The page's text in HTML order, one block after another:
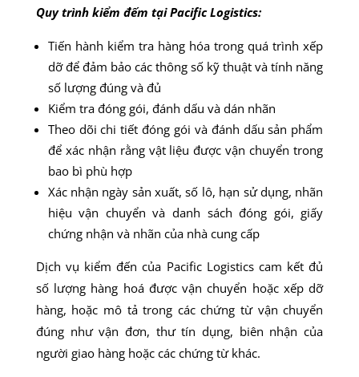
Quy trình kiểm đếm tại Pacific Logistics:
Tiến hành kiểm tra hàng hóa trong quá trình xếp
dỡ để đảm bảo các thông số kỹ thuật và tính năng
số lượng đúng và đủ
Kiểm tra đóng gói, đánh dấu và dán nhãn
Theo dõi chi tiết đóng gói và đánh dấu sản phẩm
để xác nhận rằng vật liệu được vận chuyển trong
bao bì phù hợp
Xác nhận ngày sản xuất, số lô, hạn sử dụng, nhãn
hiệu vận chuyển và danh sách đóng gói, giấy
chứng nhận và nhãn của nhà cung cấp
Dịch vụ kiểm đến của Pacific Logistics cam kết đủ
số lượng hàng hoá được vận chuyển hoặc xếp dỡ
hàng, hoặc mô tả trong các chứng từ vận chuyển
đúng như vận đơn, thư tín dụng, biên nhận của
người giao hàng hoặc các chứng từ khác.